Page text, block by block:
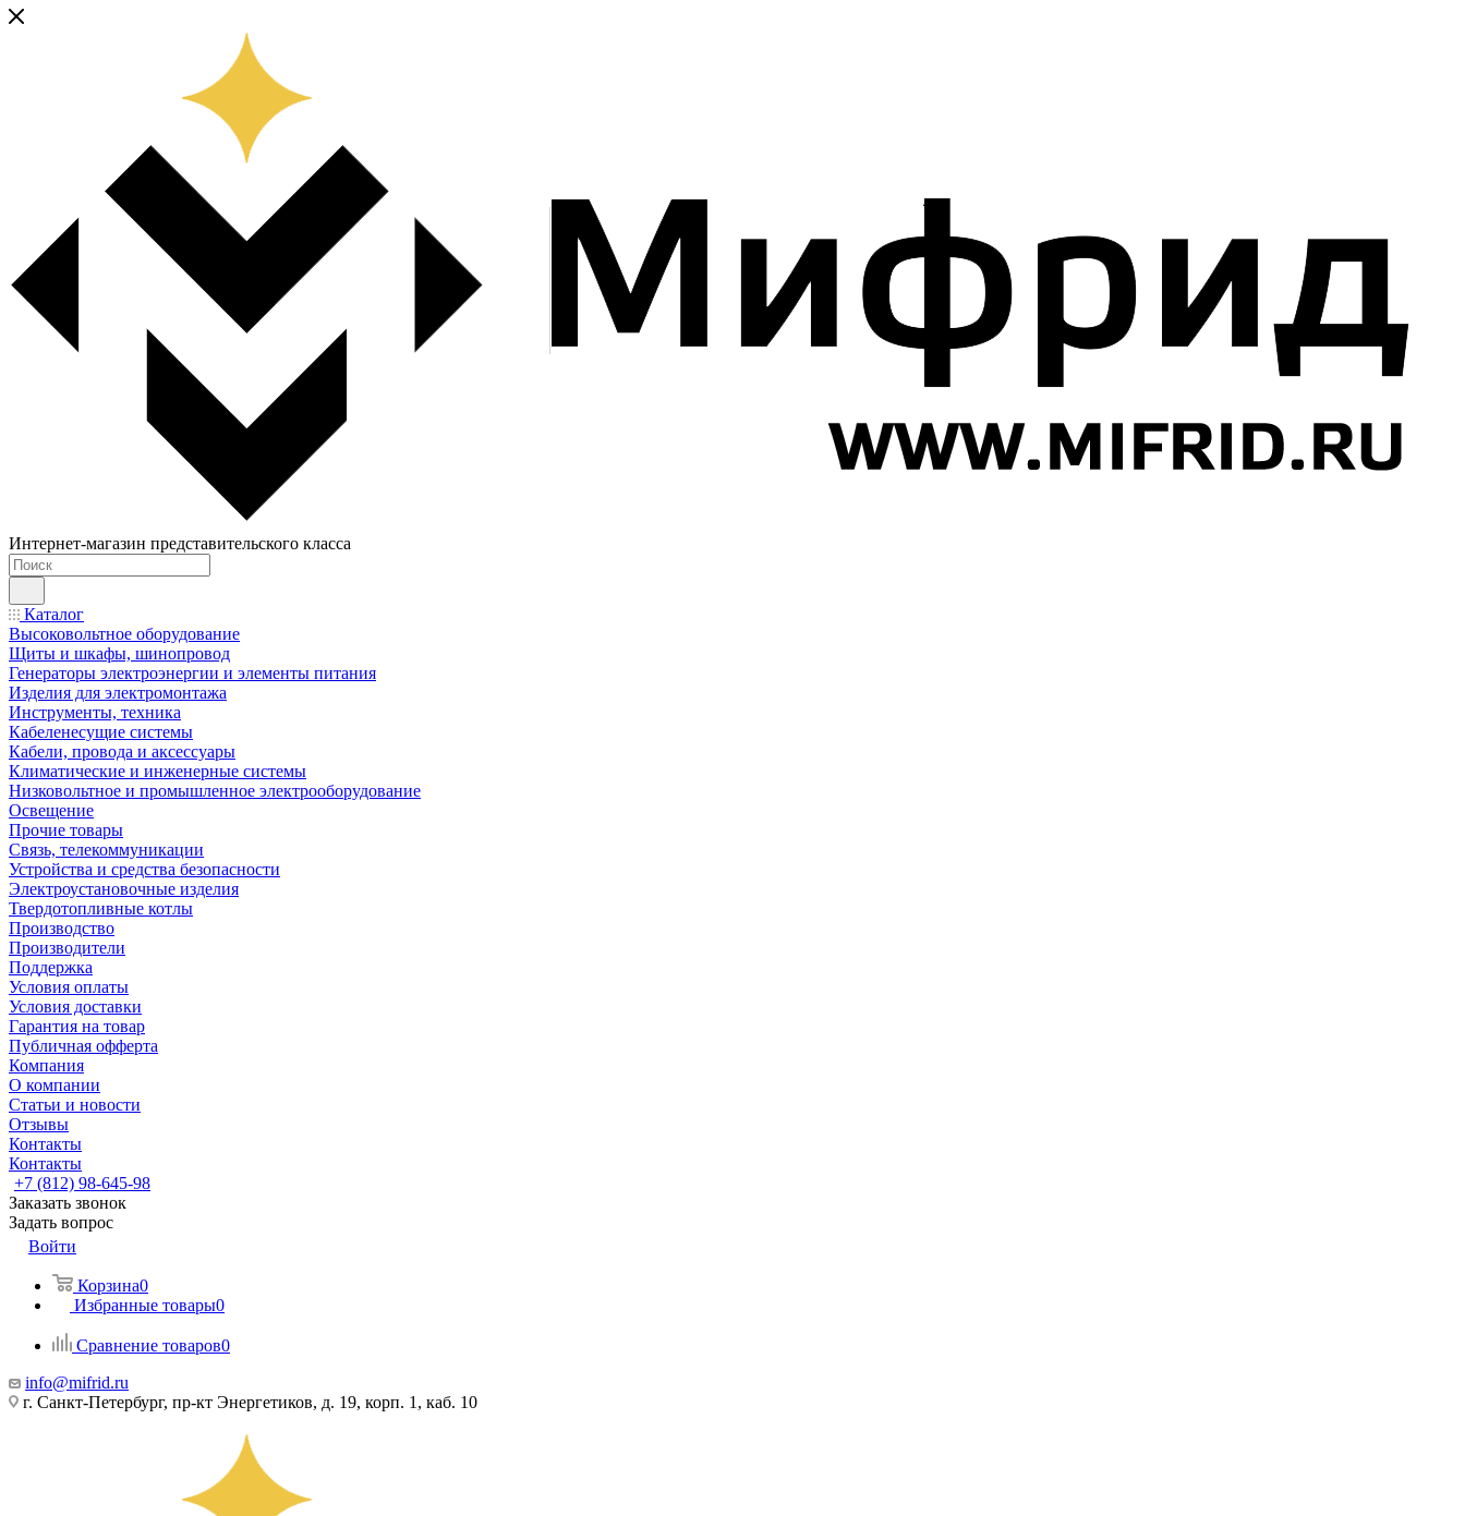
Интернет-магазин представительского класса
Каталог
Высоковольтное оборудование
Щиты и шкафы, шинопровод
Генераторы электроэнергии и элементы питания
Изделия для электромонтажа
Инструменты, техника
Кабеленесущие системы
Кабели, провода и аксессуары
Климатические и инженерные системы
Низковольтное и промышленное электрооборудование
Освещение
Прочие товары
Связь, телекоммуникации
Устройства и средства безопасности
Электроустановочные изделия
Твердотопливные котлы
Производство
Производители
Поддержка
Условия оплаты
Условия доставки
Гарантия на товар
Публичная офферта
Компания
О компании
Статьи и новости
Отзывы
Контакты
Контакты
+7 (812) 98-645-98
Заказать звонок
Задать вопрос
Войти
Корзина0
Избранные товары0
Сравнение товаров0
info@mifrid.ru
г. Санкт-Петербург, пр-кт Энергетиков, д. 19, корп. 1, каб. 10